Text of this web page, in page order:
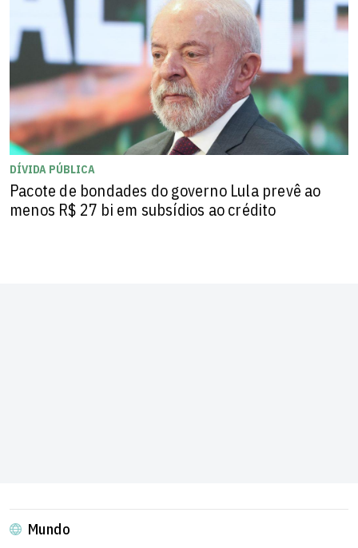
DÍVIDA PÚBLICA
Pacote de bondades do governo Lula prevê ao
menos R$ 27 bi em subsídios ao crédito
Mundo